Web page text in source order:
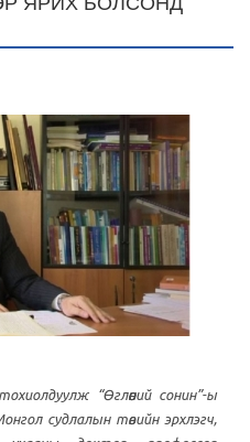
“Өглөөний сонин”-ы
судлалын төвийн эрхлэгч,